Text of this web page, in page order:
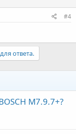
#4
ответа.
M7.9.7+?